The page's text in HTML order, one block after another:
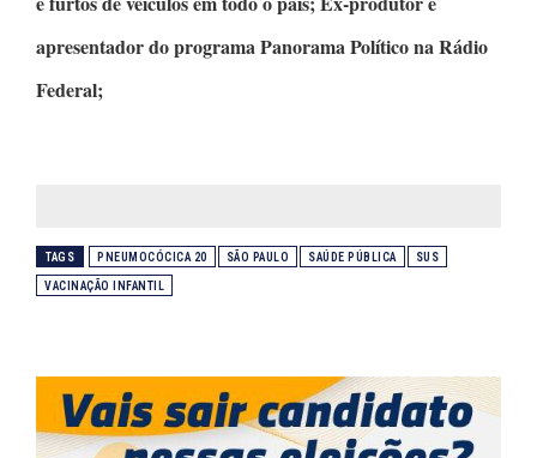
apresentador do programaPanorama Políticona Rádio
Federal;
TAGS PNEUMOCÓCICA 20 SÃO PAULO SAÚDE PÚBLICA SUS
VACINAÇÃO INFANTIL